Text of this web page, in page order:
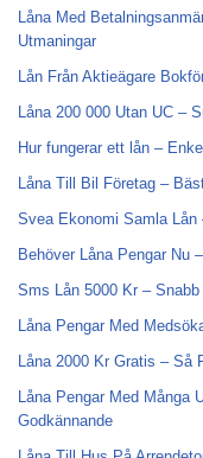
Låna Med
Utmaningar
Lån Från Aktieägare
Låna 200 000 Utan UC –
Hur fungerar ett lån –
Låna Till Bil Företag –
Svea Ekonomi Samla
Behöver Låna Pengar Nu
Sms Lån 5000 Kr –
Låna Pengar Med
Låna 2000 Kr Gratis – Så
Låna Pengar Med Många
Godkännande